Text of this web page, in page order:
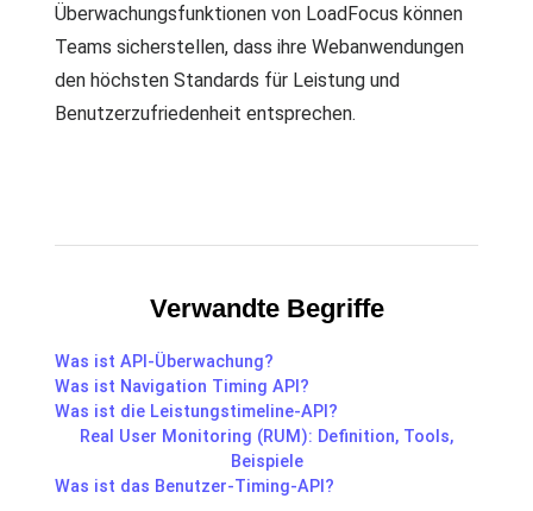
Überwachungsfunktionen von LoadFocus können
Teams sicherstellen, dass ihre Webanwendungen
den höchsten Standards für Leistung und
Benutzerzufriedenheit entsprechen.
Verwandte Begriffe
Was ist API-Überwachung?
Was ist Navigation Timing API?
Was ist die Leistungstimeline-API?
Real User Monitoring (RUM): Definition, Tools,
Beispiele
Was ist das Benutzer-Timing-API?